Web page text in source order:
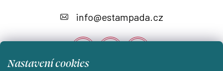
Nastavení cookies
a
info@estampada.cz